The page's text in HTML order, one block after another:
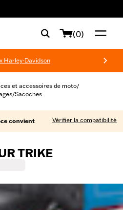
(0)
Harley-Davidson
et accessoires de moto/
/Sacoches
convient Vérifier la compatibilité
TRIKE